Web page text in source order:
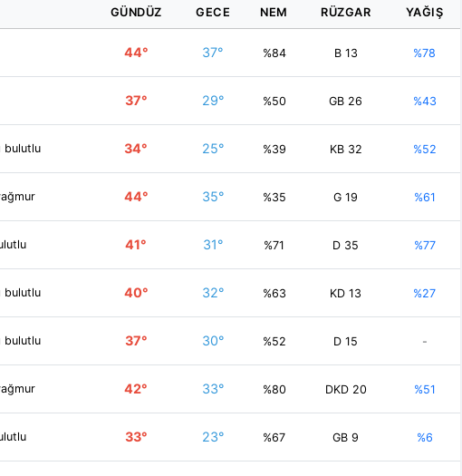
GÜNDÜZ GECE NEM RÜZGAR YAĞIŞ
44° 37° %84 B 13 %78
37° 29° %50 GB 26 %43
bulutlu 34° 25° %39 KB 32 %52
44° 35° %35 G 19 %61
41° 31° %71 D 35 %77
bulutlu 40° 32° %63 KD 13 %27
bulutlu 37° 30° %52 D 15 -
42° 33° %80 DKD 20 %51
33° 23° %67 GB 9 %6